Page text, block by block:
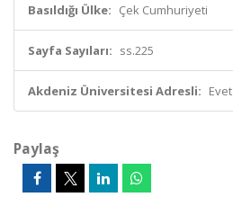
Basıldığı Ülke: Çek Cumhuriyeti
Sayfa Sayıları: ss.225
Akdeniz Üniversitesi Adresli: Evet
Paylaş